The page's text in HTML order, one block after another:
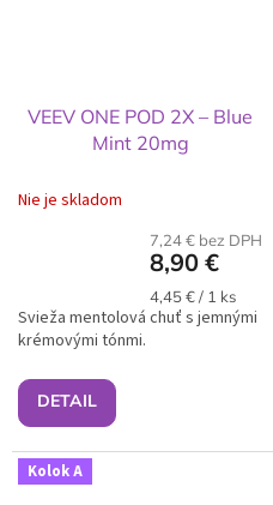
VEEV ONE POD 2X – Blue
Mint 20mg
Nie je skladom
7,24 € bez DPH
8,90 €
Jednotková
cena:
4,45 € / 1 ks
DETAIL
Svieža mentolová chuť s jemnými
krémovými tónmi.
Kolok A